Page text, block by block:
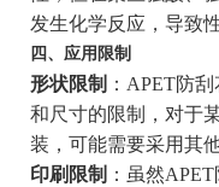
发生化学反应，导致
四、应用限制
形状限制 ：APET防
和尺寸的限制，对于
装，可能需要采用其
印刷限制 ：虽然